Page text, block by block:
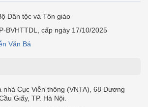
Dân tộc và Tôn giáo
BVHTTDL, cấp ngày 17/10/2025
Văn Bá
nhà Cục Viễn thông (VNTA), 68 Dương
Giấy, TP. Hà Nội.